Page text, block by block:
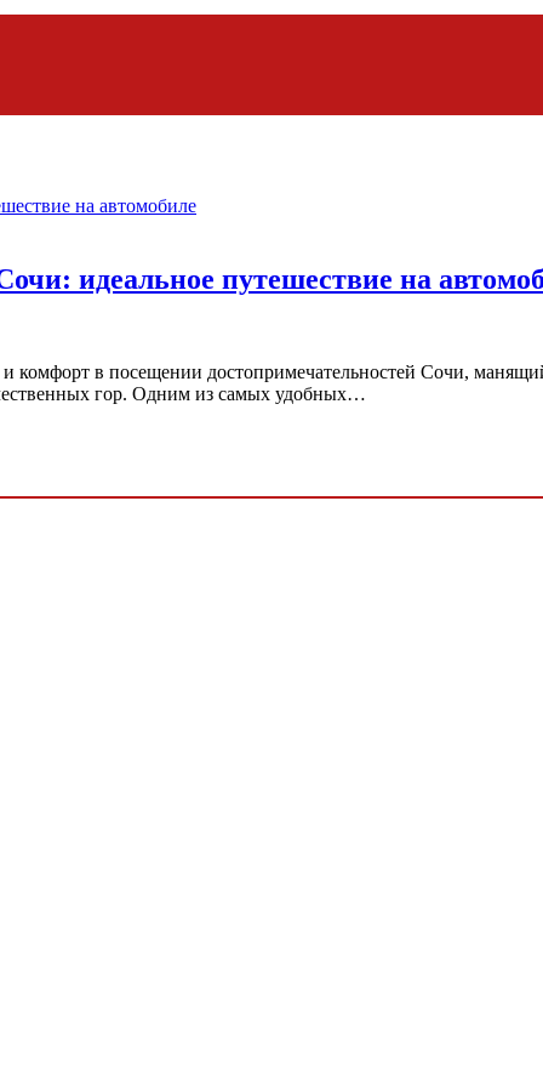
идеальное путешествие на
комфорт в посещении достопримечательностей Сочи,
гор. Одним из самых удобных…